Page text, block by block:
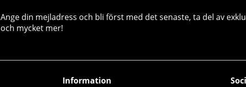
Ange din mejladress och bli först med det senaste, ta del av
och mycket mer!
Information